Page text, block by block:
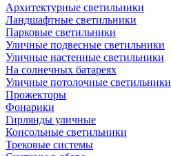
Архитектурные светильники
Ландшафтные светильники
Парковые светильники
Уличные подвесные светильники
Уличные настенные светильники
На солнечных батареях
Уличные потолочные светильники
Прожекторы
Фонарики
Гирлянды уличные
Консольные светильники
Трековые системы